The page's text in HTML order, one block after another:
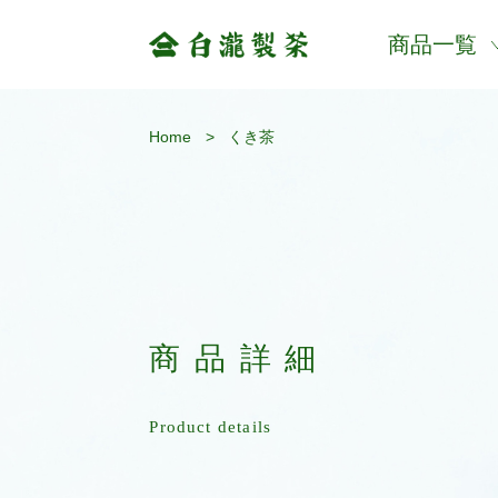
商品一覧
Home > くき茶
商品詳細
Product details